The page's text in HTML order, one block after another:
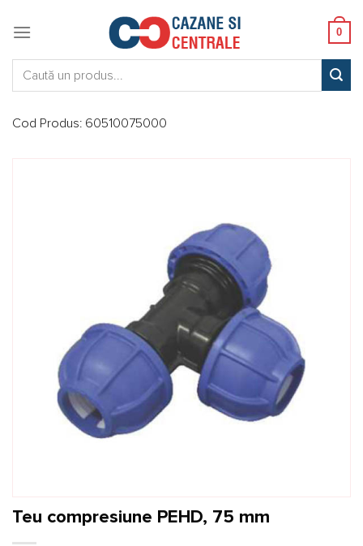
0
Cod Produs: 60510075000
Teu compresiune PEHD, 75 mm